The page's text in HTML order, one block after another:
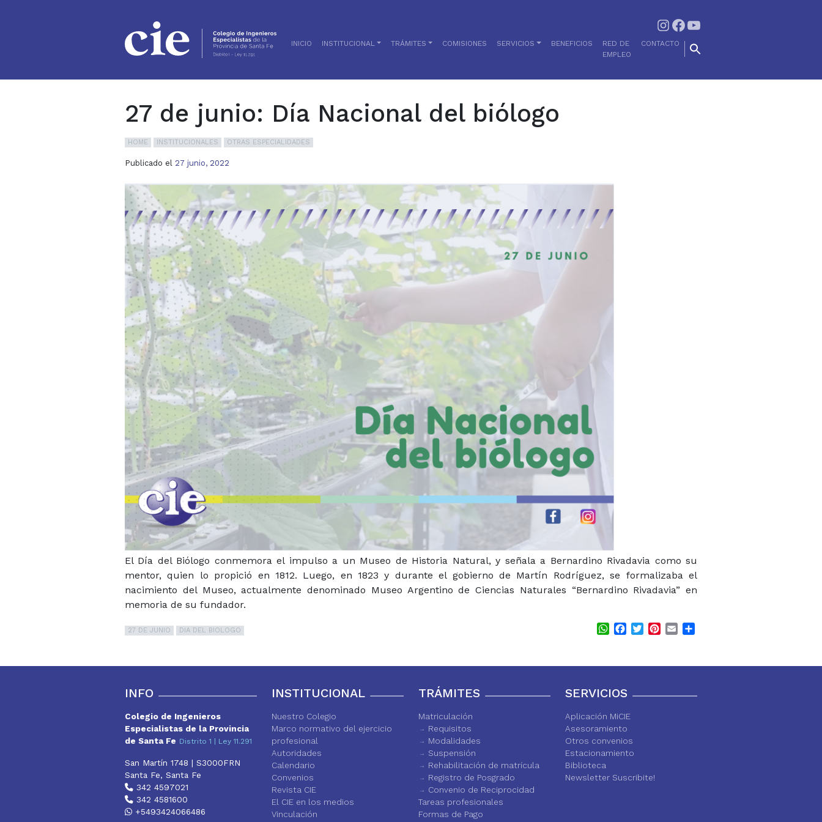
Instagram
Facebook
YouTube
INICIO INSTITUCIONAL TRÁMITES COMISIONES SERVICIOS BENEFICIOS
RED DE
EMPLEO
CONTACTO
27 de junio: Día Nacional del biólogo
HOME INSTITUCIONALES OTRAS ESPECIALIDADES
Publicado el 27 junio, 2022
El Día del Biólogo conmemora el impulso a un Museo de Historia Natural, y señala a Bernardino Rivadavia como su
mentor, quien lo propició en 1812. Luego, en 1823 y durante el gobierno de Martín Rodríguez, se formalizaba el
nacimiento del Museo, actualmente denominado Museo Argentino de Ciencias Naturales “Bernardino Rivadavia” en
memoria de su fundador.
27 DE JUNIO DIA DEL BIOLOGO WhatsApp
Facebook
TwitterPinterest
Email
INFO
Colegio de Ingenieros
Especialistas de la Provincia
de Santa Fe Distrito 1 | Ley 11.291
San Martín 1748 | S3000FRN
Santa Fe, Santa Fe
342 4597021
342 4581600
+5493424066486
INSTITUCIONAL
Nuestro Colegio
Marco normativo del ejercicio
profesional
Autoridades
Calendario
Convenios
Revista CIE
El CIE en los medios
Vinculación
TRÁMITES
Matriculación
Requisitos
Modalidades
Suspensión
Rehabilitación de matrícula
Registro de Posgrado
Convenio de Reciprocidad
Tareas profesionales
Formas de Pago
SERVICIOS
Aplicación MiCIE
Asesoramiento
Otros convenios
Estacionamiento
Biblioteca
Newsletter Suscribite!